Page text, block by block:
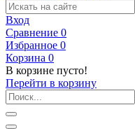
Вход
Сравнение 0
Избранное 0
Корзина 0
В корзине пусто!
Перейти в корзину